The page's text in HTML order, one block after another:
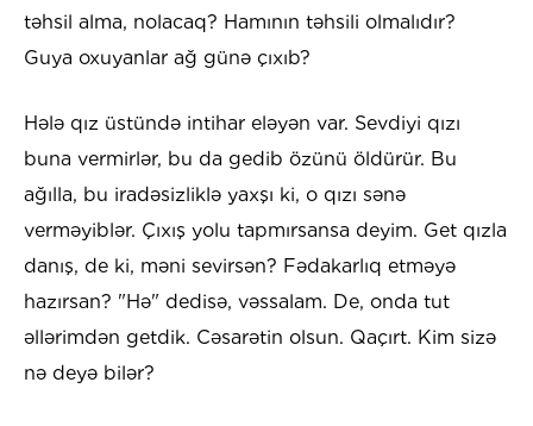
təhsil alma, nolacaq? Hamının təhsili olmalıdır?
Guya oxuyanlar ağ günə çıxıb?
Hələ qız üstündə intihar eləyən var. Sevdiyi qızı
buna vermirlər, bu da gedib özünü öldürür. Bu
ağılla, bu iradəsizliklə yaxşı ki, o qızı sənə
verməyiblər. Çıxış yolu tapmırsansa deyim. Get qızla
danış, de ki, məni sevirsən? Fədakarlıq etməyə
hazırsan? "Hə" dedisə, vəssalam. De, onda tut
əllərimdən getdik. Cəsarətin olsun. Qaçırt. Kim sizə
nə deyə bilər?